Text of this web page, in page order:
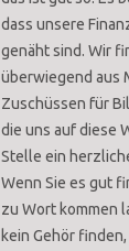
dass unsere
genäht sind. Wir
überwiegend aus
Zuschüssen für
die uns auf diese
Stelle ein
Wenn Sie es gut
zu Wort kommen
kein Gehör